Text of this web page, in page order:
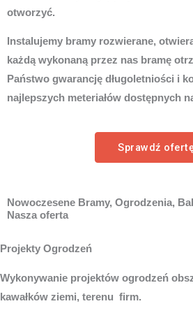
otworzyć.
Instalujemy bramy rozwierane,
każdą wykonaną przez nas bramę
Państwo gwarancję długoletniości i
najlepszych meteriałów dostępnych
Sprawdź
Nowoczesene Bramy, Ogrodzenia,
Nasza oferta
Projekty Ogrodzeń
Wykonywanie projektów ogrodzeń
kawałków ziemi, terenu firm.